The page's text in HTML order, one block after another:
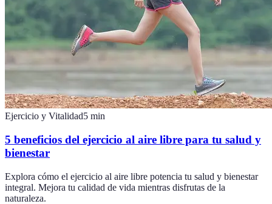
Ejercicio y Vitalidad5 min
5 beneficios del ejercicio al aire libre para tu salud y
bienestar
Explora cómo el ejercicio al aire libre potencia tu salud y bienestar
integral. Mejora tu calidad de vida mientras disfrutas de la
naturaleza.